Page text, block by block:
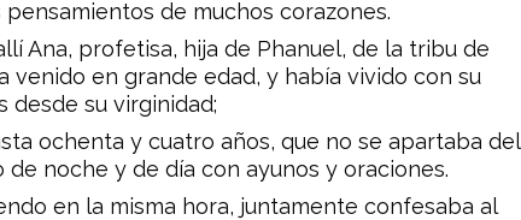
de muchos corazones.
Ana, profetisa, hija de Phanuel, de la tribu de
venido en grande edad, y había vivido con su
desde su virginidad;
ochenta y cuatro años, que no se apartaba del
noche y de día con ayunos y oraciones.
en la misma hora, juntamente confesaba al